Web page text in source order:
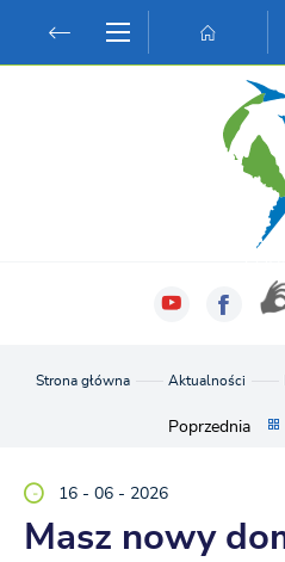
Przejdź do wyszukiwarki.
Przejdź do ustawień wielkości czcionki.
Włącz wersję kontrastową strony.
Strona główna Aktualności
Poprzednia
16 - 06 - 2026
Masz nowy